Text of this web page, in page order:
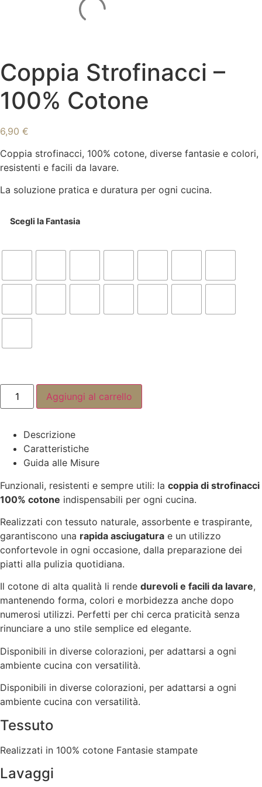
Coppia Strofinacci –
100% Cotone
6,90 €
Coppia strofinacci, 100% cotone, diverse fantasie e colori,
resistenti e facili da lavare.
La soluzione pratica e duratura per ogni cucina.
Scegli la Fantasia
Coppia
Strofinacci
–
quantità
Aggiungi al carrello
Descrizione
Caratteristiche
Guida alle Misure
Funzionali, resistenti e sempre utili: la coppia di strofinacci
100% cotone indispensabili per ogni cucina.
Realizzati con tessuto naturale, assorbente e traspirante,
garantiscono una rapida asciugatura e un utilizzo
confortevole in ogni occasione, dalla preparazione dei
piatti alla pulizia quotidiana.
Il cotone di alta qualità li rende durevoli e facili da lavare,
mantenendo forma, colori e morbidezza anche dopo
numerosi utilizzi. Perfetti per chi cerca praticità senza
rinunciare a uno stile semplice ed elegante.
Disponibili in diverse colorazioni, per adattarsi a ogni
ambiente cucina con versatilità.
Disponibili in diverse colorazioni, per adattarsi a ogni
ambiente cucina con versatilità.
Tessuto
Realizzati in 100% cotone Fantasie stampate
Lavaggi